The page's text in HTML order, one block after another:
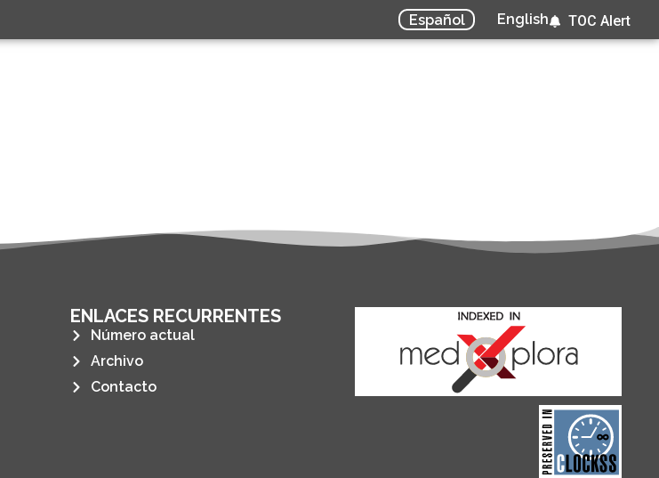
Español English TOC Alert
ENLACES RECURRENTES
Número actual
Archivo
Contacto
CLOCKSS is a dak archive
that ensures the long-
term survival of web-
based scholary
publications, governed by
and for its stakeholders.